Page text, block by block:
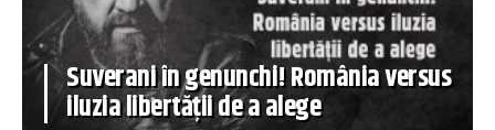
Suverani în genunchi! România versus
iluzia libertății de a alege